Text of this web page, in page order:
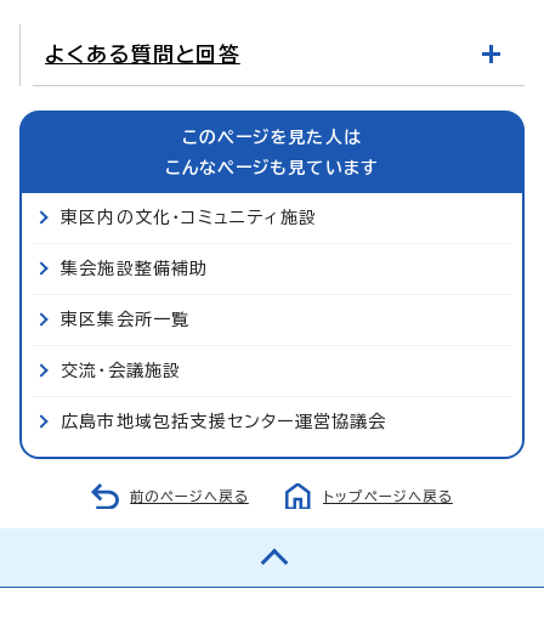
よくある質問と回答
このページを見た人は
こんなページも見ています
東区内の文化・コミュニティ施設
集会施設整備補助
東区集会所一覧
交流・会議施設
広島市地域包括支援センター運営協議会
前のページへ戻る トップページへ戻る